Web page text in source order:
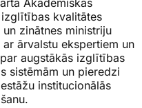
kvalitātes
zinātnes ministriju
ārvalstu ekspertiem un
augstākās izglītības
sistēmām un pieredzi
institucionālās